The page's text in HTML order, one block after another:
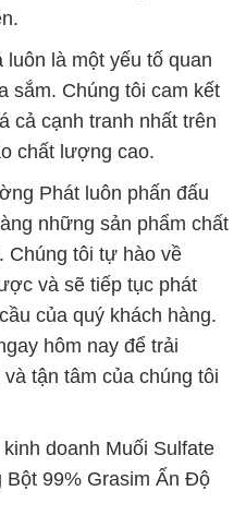
luôn là một yếu tố quan
sắm. Chúng tôi cam kết
cả cạnh tranh nhất trên
chất lượng cao.
Phát luôn phấn đấu
những sản phẩm chất
Chúng tôi tự hào về
và sẽ tiếp tục phát
của quý khách hàng.
hôm nay để trải
tận tâm của chúng tôi
doanh Muối Sulfate
99% Grasim Ấn Độ